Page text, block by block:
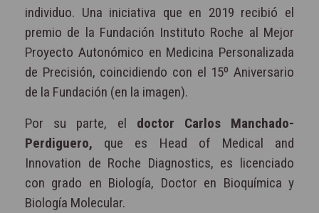
individuo. Una iniciativa que en 2019 recibió el
premio de la Fundación Instituto Roche al Mejor
Proyecto Autonómico en Medicina Personalizada
de Precisión, coincidiendo con el 15º Aniversario
de la Fundación (en la imagen).
Por su parte, el doctor Carlos Manchado-
Perdiguero, que es Head of Medical and
Innovation de Roche Diagnostics, es licenciado
con grado en Biología, Doctor en Bioquímica y
Biología Molecular.